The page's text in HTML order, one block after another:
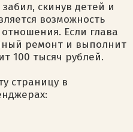
скинув детей и
возможность
Если глава
ремонт и выполнит
100 тысяч рублей.
страницу в